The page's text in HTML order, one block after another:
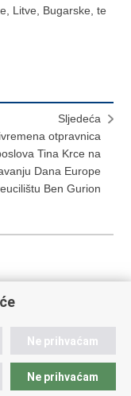
Litve, Bugarske, te
Sljedeća
otpravnica
Tina Krce na
Dana Europe
Ben Gurion
Ne prihvaćam
Ne prihvaćam